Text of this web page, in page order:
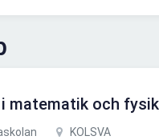
matematik och
KOLSVA